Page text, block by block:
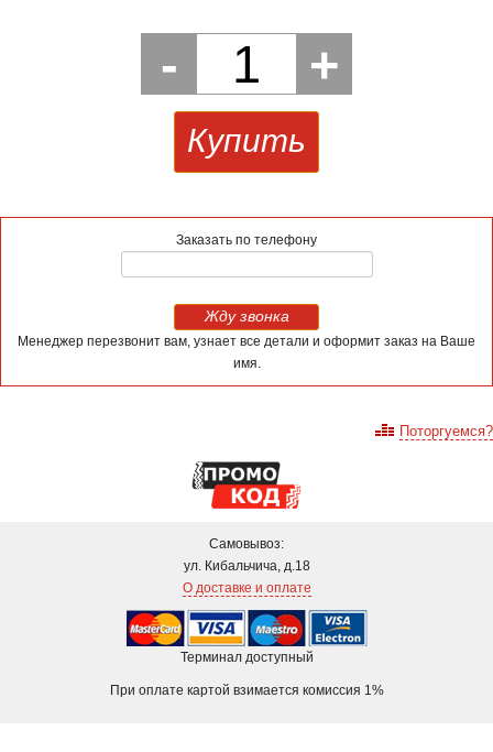
- 1 +
Купить
Заказать по телефону
Жду звонка
Менеджер перезвонит вам, узнает все детали и оформит заказ на Ваше
имя.
Поторгуемся?
Самовывоз:
ул. Кибальчича, д.18
О доставке и оплате
Терминал доступный
При оплате картой взимается комиссия 1%